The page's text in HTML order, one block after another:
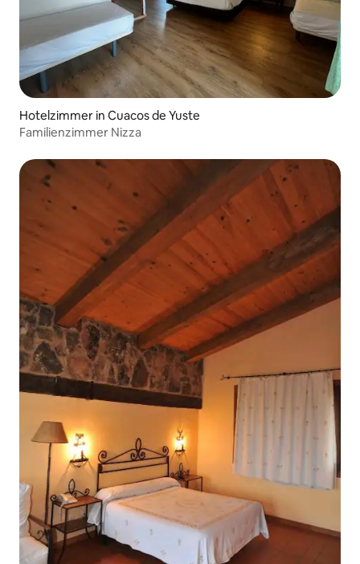
Hotelzimmer in Cuacos de Yuste
Familienzimmer Nizza